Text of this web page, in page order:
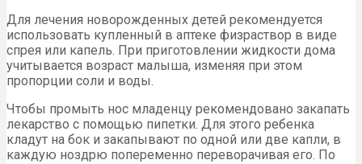
Для лечения новорожденных детей рекомендуется
использовать купленный в аптеке физраствор в виде
спрея или капель. При приготовлении жидкости дома
учитывается возраст малыша, изменяя при этом
пропорции соли и воды.
Чтобы промыть нос младенцу рекомендовано закапать
лекарство с помощью пипетки. Для этого ребенка
кладут на бок и закапывают по одной или две капли, в
каждую ноздрю попеременно переворачивая его. По